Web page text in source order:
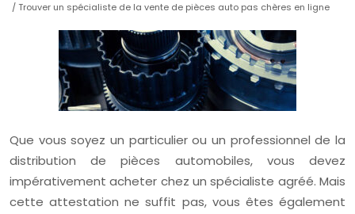
/ Trouver un spécialiste de la vente de pièces auto pas chères en ligne
Que vous soyez un particulier ou un professionnel de la
distribution de pièces automobiles, vous devez
impérativement acheter chez un spécialiste agréé. Mais
cette attestation ne suffit pas, vous êtes également